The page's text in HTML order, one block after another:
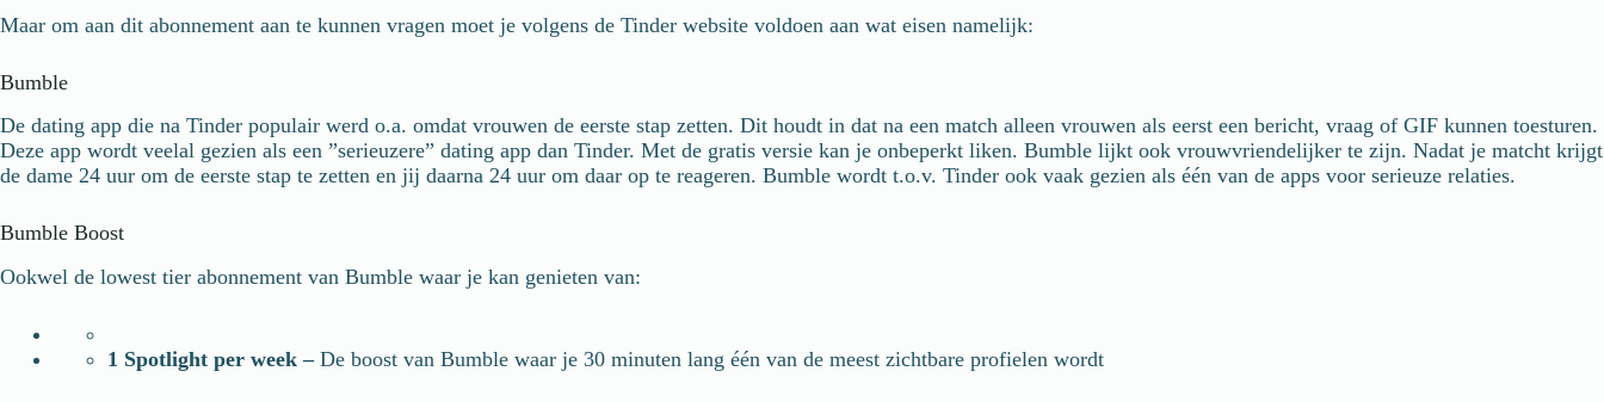
Maar om aan dit abonnement aan te kunnen vragen moet je volgens de Tinder website voldoen aan wat eisen namelijk:
Bumble
De dating app die na Tinder populair werd o.a. omdat vrouwen de eerste stap zetten. Dit houdt in dat na een match alleen vrouwen als eerst een bericht, vraag of GIF kunnen toesturen.
Deze app wordt veelal gezien als een ”serieuzere” dating app dan Tinder. Met de gratis versie kan je onbeperkt liken. Bumble lijkt ook vrouwvriendelijker te zijn. Nadat je matcht krijgt
de dame 24 uur om de eerste stap te zetten en jij daarna 24 uur om daar op te reageren. Bumble wordt t.o.v. Tinder ook vaak gezien als één van de apps voor serieuze relaties.
Bumble Boost
Ookwel de lowest tier abonnement van Bumble waar je kan genieten van:
1 Spotlight per week –De boost van Bumble waar je 30 minuten lang één van de meest zichtbare profielen wordt